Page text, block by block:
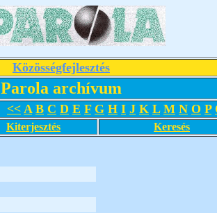
Közösségfejlesztés
Parola archívum
<< A B C D E F G H I J K L M N O P
Kiterjesztés Keresés